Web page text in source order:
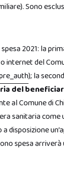
Sono
2021: la
internet del
); la
del
al Comune di
sanitaria
spesa